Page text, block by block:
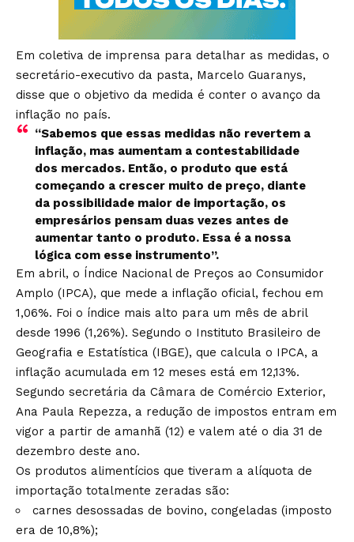
Em coletiva de imprensa para detalhar as medidas, o
secretário-executivo da pasta, Marcelo Guaranys,
disse que o objetivo da medida é conter o avanço da
inflação no país.
“Sabemos que essas medidas não revertem a
inflação, mas aumentam a contestabilidade
dos mercados. Então, o produto que está
começando a crescer muito de preço, diante
da possibilidade maior de importação, os
empresários pensam duas vezes antes de
aumentar tanto o produto. Essa é a nossa
lógica com esse instrumento”.
Em abril, o Índice Nacional de Preços ao Consumidor
Amplo (IPCA), que mede a inflação oficial, fechou em
1,06%. Foi o índice mais alto para um mês de abril
desde 1996 (1,26%). Segundo o Instituto Brasileiro de
Geografia e Estatística (IBGE), que calcula o IPCA, a
inflação acumulada em 12 meses está em 12,13%.
Segundo secretária da Câmara de Comércio Exterior,
Ana Paula Repezza, a redução de impostos entram em
vigor a partir de amanhã (12) e valem até o dia 31 de
dezembro deste ano.
Os produtos alimentícios que tiveram a alíquota de
importação totalmente zeradas são:
carnes desossadas de bovino, congeladas (imposto
era de 10,8%);